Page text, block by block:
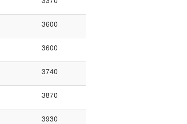
3600
3600
3740
3870
3930